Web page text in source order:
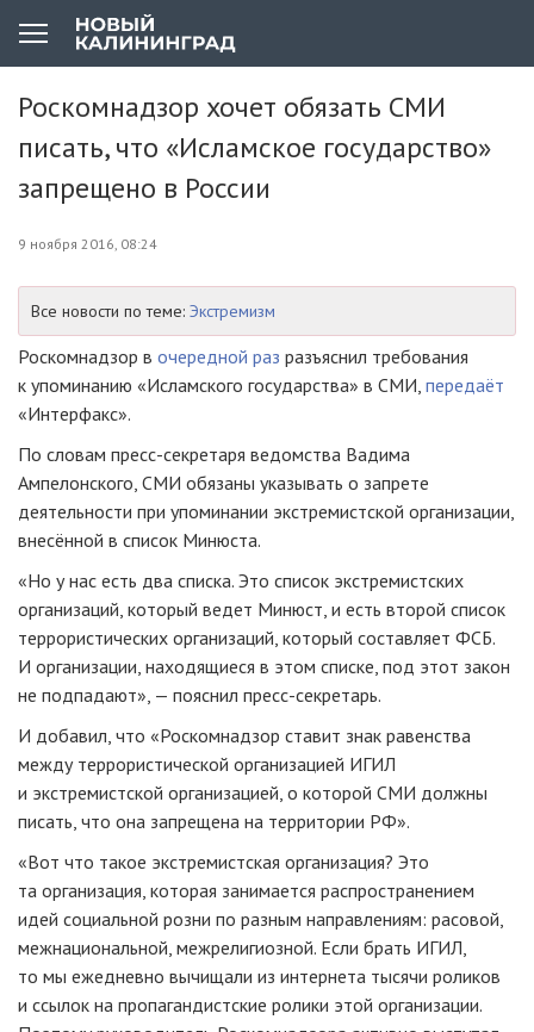
Роскомнадзор хочет обязать СМИ
писать, что «Исламское государство»
запрещено в России
9 ноября 2016, 08:24
Все новости по теме: Экстремизм
Роскомнадзор в очередной раз разъяснил требования
к упоминанию «Исламского государства» в СМИ, передаёт
«Интерфакс».
По словам пресс-секретаря ведомства Вадима
Ампелонского, СМИ обязаны указывать о запрете
деятельности при упоминании экстремистской организации,
внесённой в список Минюста.
«Но у нас есть два списка. Это список экстремистских
организаций, который ведет Минюст, и есть второй список
террористических организаций, который составляет ФСБ.
И организации, находящиеся в этом списке, под этот закон
не подпадают», — пояснил пресс-секретарь.
И добавил, что «Роскомнадзор ставит знак равенства
между террористической организацией ИГИЛ
и экстремистской организацией, о которой СМИ должны
писать, что она запрещена на территории РФ».
«Вот что такое экстремистская организация? Это
та организация, которая занимается распространением
идей социальной розни по разным направлениям: расовой,
межнациональной, межрелигиозной. Если брать ИГИЛ,
то мы ежедневно вычищали из интернета тысячи роликов
и ссылок на пропагандистские ролики этой организации.